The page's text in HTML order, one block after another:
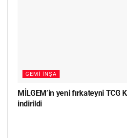
GEMI İNŞA
MİLGEM’in yeni fırkateyni TCG
indirildi